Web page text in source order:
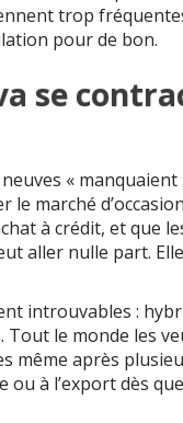
trop
pour de bon.
se
« manquaient
marché
à crédit, et que
aller nulle part.
introuvables :
le monde les
même après
à l’export dès